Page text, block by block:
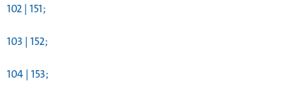
102 | 151;
103 | 152;
104 | 153;